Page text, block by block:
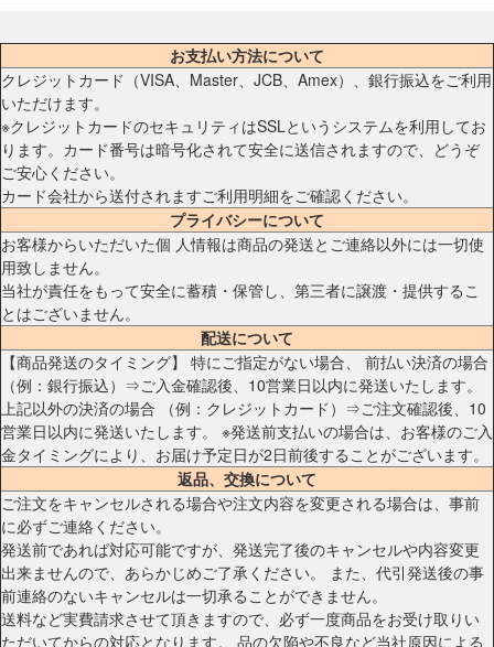
お支払い方法について
クレジットカード（VISA、Master、JCB、Amex）、銀行振込をご利用
いただけます。
※クレジットカードのセキュリティはSSLというシステムを利用してお
ります。カード番号は暗号化されて安全に送信されますので、どうぞ
ご安心ください。
カード会社から送付されますご利用明細をご確認ください。
プライバシーについて
お客様からいただいた個 人情報は商品の発送とご連絡以外には一切使
用致しません。
当社が責任をもって安全に蓄積・保管し、第三者に譲渡・提供するこ
とはございません。
配送について
【商品発送のタイミング】 特にご指定がない場合、 前払い決済の場合
（例：銀行振込）⇒ご入金確認後、10営業日以内に発送いたします。
上記以外の決済の場合 （例：クレジットカード）⇒ご注文確認後、10
営業日以内に発送いたします。 ※発送前支払いの場合は、お客様のご入
金タイミングにより、お届け予定日が2日前後することがございます。
返品、交換について
ご注文をキャンセルされる場合や注文内容を変更される場合は、事前
に必ずご連絡ください。
発送前であれば対応可能ですが、発送完了後のキャンセルや内容変更
出来ませんので、あらかじめご了承ください。 また、代引発送後の事
前連絡のないキャンセルは一切承ることができません。
送料など実費請求させて頂きますので、必ず一度商品をお受け取りい
ただいてからの対応となります。 品の欠陥や不良など当社原因による